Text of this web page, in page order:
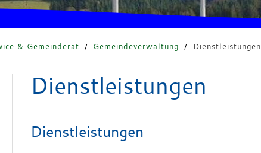
& Gemeinderat / Gemeindeverwaltung / Dienstleistungen
Dienstleistungen
Dienstleistungen